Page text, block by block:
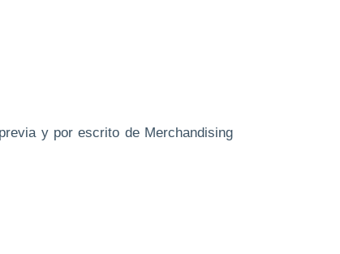
y por escrito de Merchandising